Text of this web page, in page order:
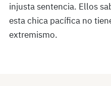
injusta sentencia. Ellos
esta chica pacífica no
extremismo.